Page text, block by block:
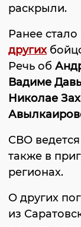
раскрыли.
Ранее
других
Речь об
Вадиме
Николае
СВО
также в
регионах.
О других
из